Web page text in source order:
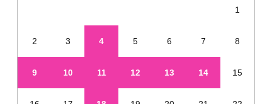
1
2 3 4 5 6 7 8
9 10 11 12 13 14 15